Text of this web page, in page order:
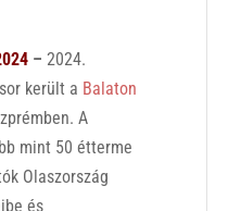
– 2024.
került a Balaton
A
mint 50 étterme
Olaszország
és